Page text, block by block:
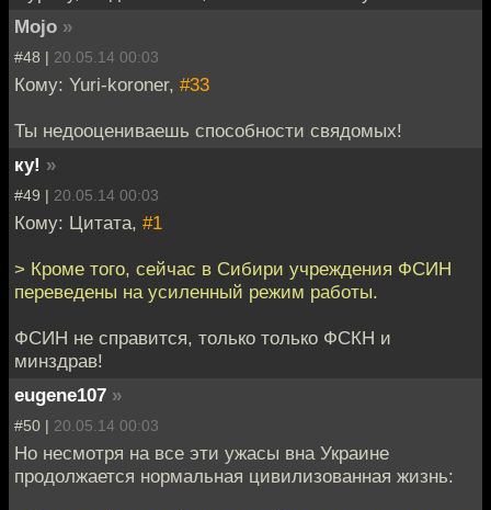
Mojo »
#48 | 20.05.14 00:03
Кому: Yuri-koroner, #33
Ты недооцениваешь способности свядомых!
ку! »
#49 | 20.05.14 00:03
Кому: Цитата, #1
> Кроме того, сейчас в Сибири учреждения ФСИН
переведены на усиленный режим работы.
ФСИН не справится, только только ФСКН и
минздрав!
eugene107 »
#50 | 20.05.14 00:03
Но несмотря на все эти ужасы вна Украине
продолжается нормальная цивилизованная жизнь: